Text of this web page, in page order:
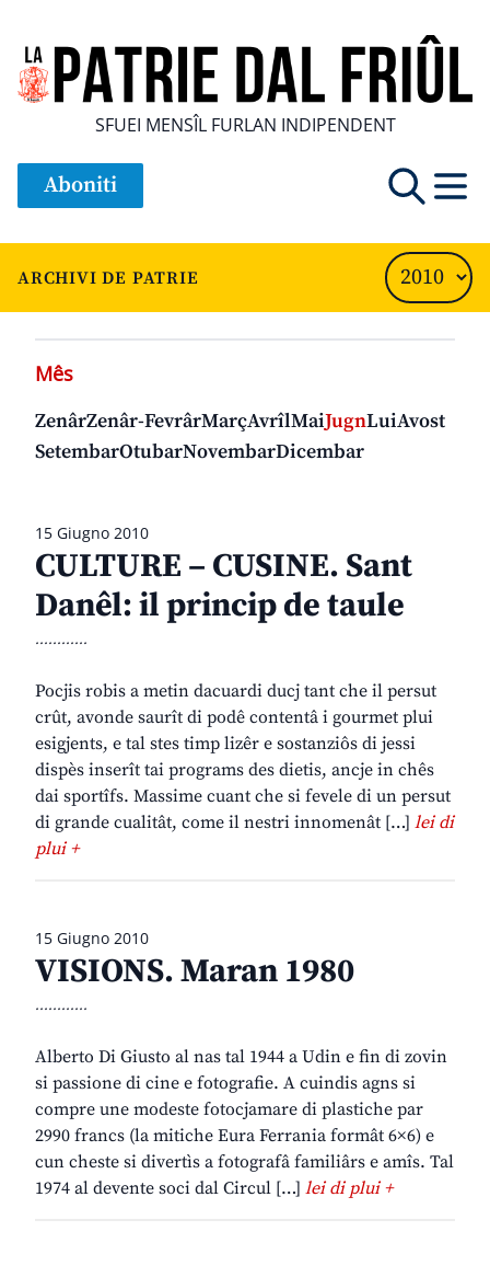
SFUEI MENSÎL FURLAN INDIPENDENT
Aboniti
ARCHIVI DE PATRIE
15 Giugno 2010
CULTURE – CUSINE. Sant
Danêl: il princip de taule
............
Pocjis robis a metin dacuardi ducj tant che il persut
crût, avonde saurît di podê contentâ i gourmet plui
esigjents, e tal stes timp lizêr e sostanziôs di jessi
dispès inserît tai programs des dietis, ancje in chês
dai sportîfs. Massime cuant che si fevele di un persut
di grande cualitât, come il nestri innomenât […] lei di
plui +
15 Giugno 2010
VISIONS. Maran 1980
............
Alberto Di Giusto al nas tal 1944 a Udin e fin di zovin
si passione di cine e fotografie. A cuindis agns si
compre une modeste fotocjamare di plastiche par
2990 francs (la mitiche Eura Ferrania formât 6×6) e
cun cheste si divertìs a fotografâ familiârs e amîs. Tal
1974 al devente soci dal Circul […] lei di plui +
Mês
ZenârZenâr-FevrârMarçAvrîlMaiJugnLuiAvost
SetembarOtubarNovembarDicembar